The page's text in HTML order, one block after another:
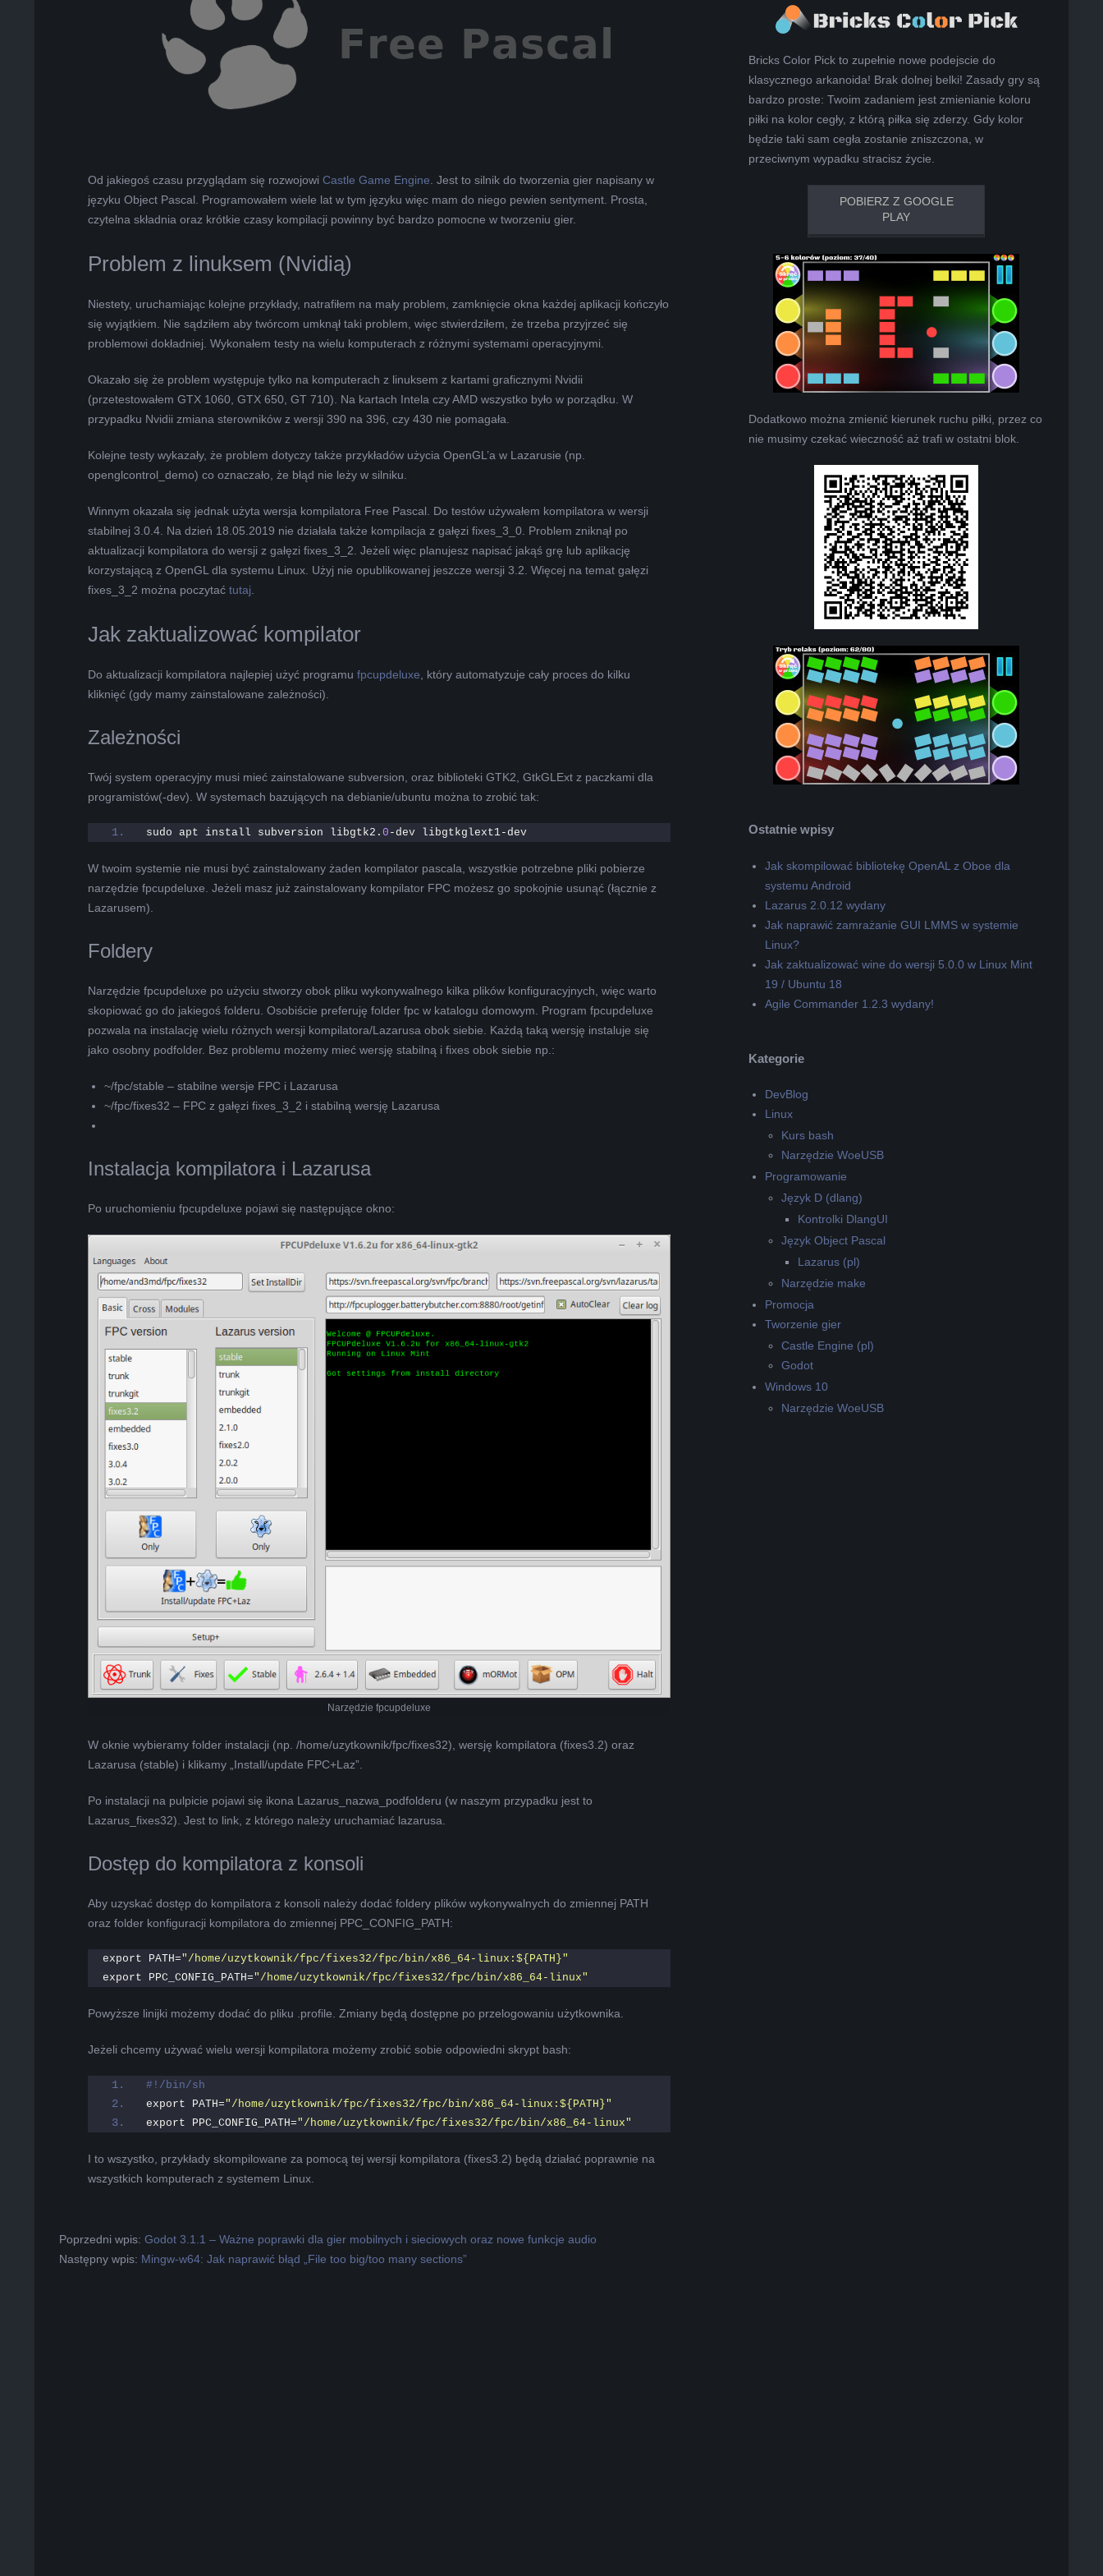
Od jakiegoś czasu przyglądam się rozwojowi Castle Game Engine . Jest to silnik do tworzenia gier napisany w
języku Object Pascal. Programowałem wiele lat w tym języku więc mam do niego pewien sentyment. Prosta,
czytelna składnia oraz krótkie czasy kompilacji powinny być bardzo pomocne w tworzeniu gier.
Problem z linuksem (Nvidią)
Niestety, uruchamiając kolejne przykłady, natrafiłem na mały problem, zamknięcie okna każdej aplikacji kończyło
się wyjątkiem. Nie sądziłem aby twórcom umknął taki problem, więc stwierdziłem, że trzeba przyjrzeć się
problemowi dokładniej. Wykonałem testy na wielu komputerach z różnymi systemami operacyjnymi.
Okazało się że problem występuje tylko na komputerach z linuksem z kartami graficznymi Nvidii
(przetestowałem GTX 1060, GTX 650, GT 710). Na kartach Intela czy AMD wszystko było w porządku. W
przypadku Nvidii zmiana sterowników z wersji 390 na 396, czy 430 nie pomagała.
Kolejne testy wykazały, że problem dotyczy także przykładów użycia OpenGL’a w Lazarusie (np.
openglcontrol_demo) co oznaczało, że błąd nie leży w silniku.
Winnym okazała się jednak użyta wersja kompilatora Free Pascal. Do testów używałem kompilatora w wersji
stabilnej 3.0.4. Na dzień 18.05.2019 nie działała także kompilacja z gałęzi fixes_3_0. Problem zniknął po
aktualizacji kompilatora do wersji z gałęzi fixes_3_2. Jeżeli więc planujesz napisać jakąś grę lub aplikację
korzystającą z OpenGL dla systemu Linux. Użyj nie opublikowanej jeszcze wersji 3.2. Więcej na temat gałęzi
fixes_3_2 można poczytać tutaj
Jak zaktualizować kompilator
Do aktualizacji kompilatora najlepiej użyć programu fpcupdeluxe , który automatyzuje cały proces do kilku
kliknięć (gdy mamy zainstalowane zależności).
Zależności
Twój system operacyjny musi mieć zainstalowane subversion, oraz biblioteki GTK2, GtkGLExt z paczkami dla
programistów(-dev). W systemach bazujących na debianie/ubuntu można to zrobić tak:
sudo apt install subversion libgtk2. 0 -dev libgtkglext1-dev
W twoim systemie nie musi być zainstalowany żaden kompilator pascala, wszystkie potrzebne pliki pobierze
narzędzie fpcupdeluxe. Jeżeli masz już zainstalowany kompilator FPC możesz go spokojnie usunąć (łącznie z
Lazarusem).
Foldery
Narzędzie fpcupdeluxe po użyciu stworzy obok pliku wykonywalnego kilka plików konfiguracyjnych, więc warto
skopiować go do jakiegoś folderu. Osobiście preferuję folder fpc w katalogu domowym. Program fpcupdeluxe
pozwala na instalację wielu różnych wersji kompilatora/Lazarusa obok siebie. Każdą taką wersję instaluje się
jako osobny podfolder. Bez problemu możemy mieć wersję stabilną i fixes obok siebie np.:
~/fpc/stable – stabilne wersje FPC i Lazarusa
~/fpc/fixes32 – FPC z gałęzi fixes_3_2 i stabilną wersję Lazarusa
Instalacja kompilatora i Lazarusa
Po uruchomieniu fpcupdeluxe pojawi się następujące okno:
Narzędzie fpcupdeluxe
W oknie wybieramy folder instalacji (np. /home/uzytkownik/fpc/fixes32), wersję kompilatora (fixes3.2) oraz
Lazarusa (stable) i klikamy „Install/update FPC+Laz”.
Po instalacji na pulpicie pojawi się ikona Lazarus_nazwa_podfolderu (w naszym przypadku jest to
Lazarus_fixes32). Jest to link, z którego należy uruchamiać lazarusa.
Dostęp do kompilatora z konsoli
Aby uzyskać dostęp do kompilatora z konsoli należy dodać foldery plików wykonywalnych do zmiennej PATH
oraz folder konfiguracji kompilatora do zmiennej PPC_CONFIG_PATH:
export PATH= "/home/uzytkownik/fpc/fixes32/fpc/bin/x86_64-linux:${PATH}"
export PPC_CONFIG_PATH= "/home/uzytkownik/fpc/fixes32/fpc/bin/x86_64-linux"
Powyższe linijki możemy dodać do pliku .profile. Zmiany będą dostępne po przelogowaniu użytkownika.
Jeżeli chcemy używać wielu wersji kompilatora możemy zrobić sobie odpowiedni skrypt bash:
#!/bin/sh
export PATH= "/home/uzytkownik/fpc/fixes32/fpc/bin/x86_64-linux:${PATH}"
export PPC_CONFIG_PATH= "/home/uzytkownik/fpc/fixes32/fpc/bin/x86_64-linux"
I to wszystko, przykłady skompilowane za pomocą tej wersji kompilatora (fixes3.2) będą działać poprawnie na
wszystkich komputerach z systemem Linux.
2019-
05-
Poprzedni wpis: Godot 3.1.1 – Ważne poprawki dla gier mobilnych i sieciowych oraz nowe funkcje audio
Następny wpis: Mingw-w64: Jak naprawić błąd „File too big/too many sections”
Bricks Color Pick to zupełnie nowe podejscie do
klasycznego arkanoida! Brak dolnej belki! Zasady gry są
bardzo proste: Twoim zadaniem jest zmienianie koloru
piłki na kolor cegły, z którą piłka się zderzy. Gdy kolor
będzie taki sam cegła zostanie zniszczona, w
przeciwnym wypadku stracisz życie.
POBIERZ Z GOOGLE
PLAY
Dodatkowo można zmienić kierunek ruchu piłki, przez co
nie musimy czekać wieczność aż trafi w ostatni blok.
Ostatnie wpisy
Jak skompilować bibliotekę OpenAL z Oboe dla
systemu Android
Lazarus 2.0.12 wydany
Jak naprawić zamrażanie GUI LMMS w systemie
Linux?
Jak zaktualizować wine do wersji 5.0.0 w Linux Mint
19 / Ubuntu 18
Agile Commander 1.2.3 wydany!
Kategorie
DevBlog
Linux
Kurs bash
Narzędzie WoeUSB
Programowanie
Język D (dlang)
Kontrolki DlangUI
Język Object Pascal
Lazarus (pl)
Narzędzie make
Promocja
Tworzenie gier
Castle Engine (pl)
Godot
Windows 10
Narzędzie WoeUSB